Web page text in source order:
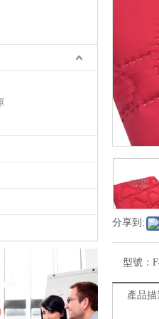
分享到:
型號：
產品描